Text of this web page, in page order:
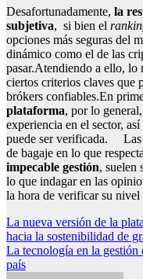
Desafortunadamente, la
subjetiva, si bien el
opciones más seguras del
dinámico como el de las
pasar.Atendiendo a ello, lo
ciertos criterios claves que
brókers confiables.En
plataforma, por lo
experiencia en el sector,
puede ser verificada.
de bagaje en lo que
impecable gestión, suelen
lo que indagar en las
la hora de verificar su
Navegación
de
entradas
La nueva versión de la
hacia la sostenibilidad de
La tecnología en la gestión
país